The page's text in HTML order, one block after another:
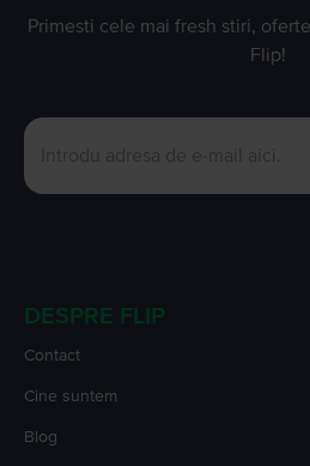
Primesti cele mai fresh stiri,
Flip!
DESPRE FLIP
Contact
Cine suntem
Blog